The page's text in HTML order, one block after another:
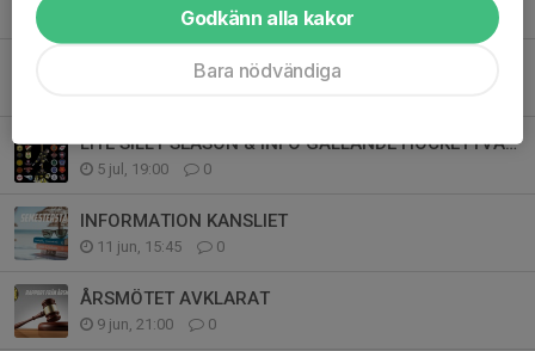
0
OSKAR ZINGMARK TILLBAKA I VHC
LITE SILLY SEASON & INFO GÄLLANDE HOCKEYTVÅAN SÖDRA
5 jul, 19:00 0
INFORMATION KANSLIET
11 jun, 15:45 0
ÅRSMÖTET AVKLARAT
9 jun, 21:00 0
Godkänn alla kakor
Bara nödvändiga